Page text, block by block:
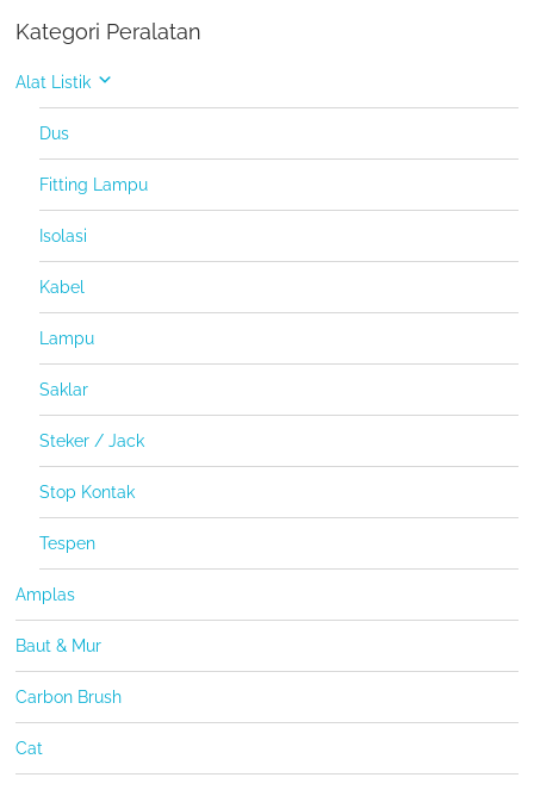
Kategori Peralatan
Alat Listik
Dus
Fitting Lampu
Isolasi
Kabel
Lampu
Saklar
Steker / Jack
Stop Kontak
Tespen
Amplas
Baut & Mur
Carbon Brush
Cat